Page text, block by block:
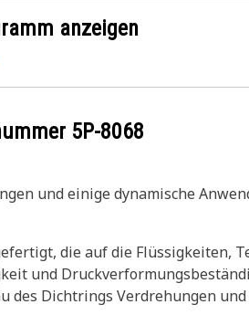
anzeigen
5P-8068
und einige dynamische
die auf die Flüssigkeiten,
und
des Dichtrings Verdrehungen